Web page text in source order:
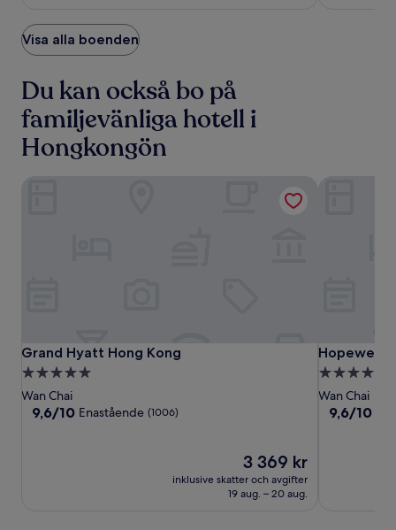
Visa alla boenden
Du kan också bo på
familjevänliga hotell i
Hongkongön
Grand
Hyatt
Hong
Kong
Grand
Hyatt
Hong
Kong
Grand Hyatt Hong Kong
Grand Hyatt Hong Kong
5.0-
stjärnigt
boende
Wan Chai
9.6
9,6/10 Enastående (1006)
Priset
3 369 kr
3 369 kr
inklusive skatter och avgifter
19 aug. – 20 aug.
Grand Hyatt Hong Kong
Hopewell
Hotel
Hopewell
Hopewell
4.5-
stjärnigt
boende
Wan Chai
9.6
9,6/10
Hopewell